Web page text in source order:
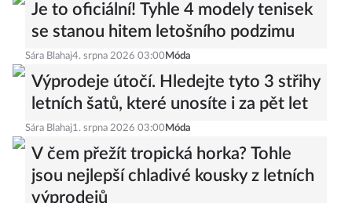
Je to oficiální! Tyhle 4 modely tenisek
se stanou hitem letošního podzimu
Sára Blahaj4. srpna 2026 03:00 Móda
Výprodeje útočí. Hledejte tyto 3 střihy
letních šatů, které unosíte i za pět let
Sára Blahaj1. srpna 2026 03:00 Móda
V čem přežít tropická horka? Tohle
jsou nejlepší chladivé kousky z letních
výprodejů